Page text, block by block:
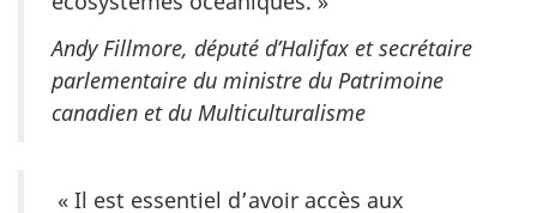
Andy Fillmore, député d’Halifax et secrétaire
parlementaire du ministre du Patrimoine
canadien et du Multiculturalisme
« Il est essentiel d’avoir accès aux